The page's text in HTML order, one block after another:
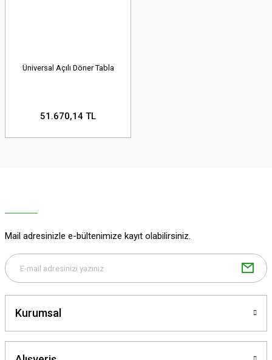
Üniversal Açılı Döner Tabla
51.670,14 TL
Mail adresinizle e-bültenimize kayıt olabilirsiniz.
Kurumsal